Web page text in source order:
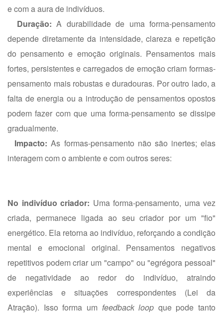
e com a aura de indivíduos.
Duração: A durabilidade de uma forma-pensamento
depende diretamente da intensidade, clareza e repetição
do pensamento e emoção originais. Pensamentos mais
fortes, persistentes e carregados de emoção criam formas-
pensamento mais robustas e duradouras. Por outro lado, a
falta de energia ou a introdução de pensamentos opostos
podem fazer com que uma forma-pensamento se dissipe
gradualmente.
Impacto: As formas-pensamento não são inertes; elas
interagem com o ambiente e com outros seres:
No indivíduo criador: Uma forma-pensamento, uma vez
criada, permanece ligada ao seu criador por um "fio"
energético. Ela retorna ao indivíduo, reforçando a condição
mental e emocional original. Pensamentos negativos
repetitivos podem criar um "campo" ou "egrégora pessoal"
de negatividade ao redor do indivíduo, atraindo
experiências e situações correspondentes (Lei da
Atração). Isso forma um feedback loop que pode tanto